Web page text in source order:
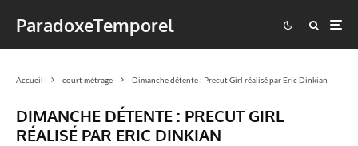
ParadoxeTemporel
Accueil court métrage Dimanche détente : Precut Girl réalisé par Eric Dinkian
DIMANCHE DÉTENTE : PRECUT GIRL
RÉALISÉ PAR ERIC DINKIAN